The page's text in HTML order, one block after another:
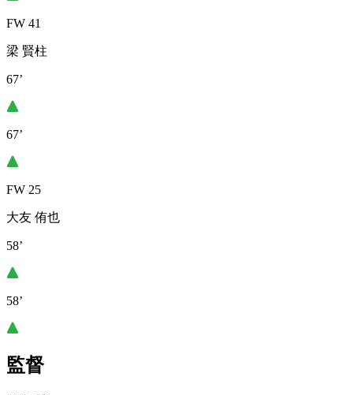
FW 41
梁 賢柱
67’
67’
FW 25
大友 侑也
58’
58’
監督